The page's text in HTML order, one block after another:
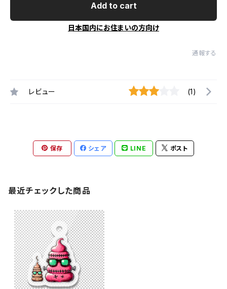
Add to cart
日本国内にお住まいの方向け
通報する
レビュー (1)
保存 シェア LINE ポスト
最近チェックした商品